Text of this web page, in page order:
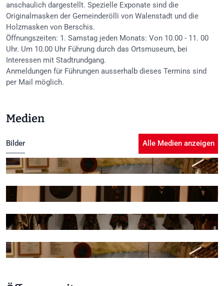
anschaulich dargestellt. Spezielle Exponate sind die
Originalmasken der Gemeinderölli von Walenstadt und die
Holzmasken von Berschis.
Öffnungszeiten: 1. Samstag jeden Monats: Von 10.00 - 11. 00
Uhr. Um 10.00 Uhr Führung durch das Ortsmuseum, bei
Interessen mit Stadtrundgang.
Anmeldungen für Führungen ausserhalb dieses Termins sind
per Mail möglich.
Medien
Bilder Alle Medien anzeigen